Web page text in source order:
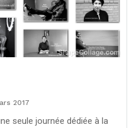
2017
seule journée dédiée à la